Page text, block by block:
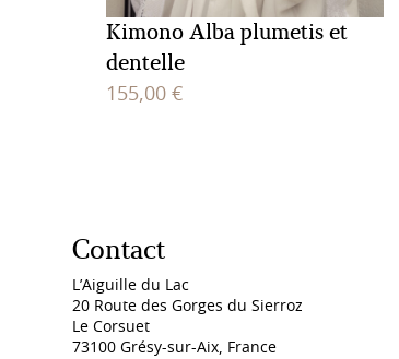
Kimono Alba plumetis et
dentelle
155,00 €
Contact
L’Aiguille du Lac
20 Route des Gorges du Sierroz
Le Corsuet
73100 Grésy-sur-Aix, France